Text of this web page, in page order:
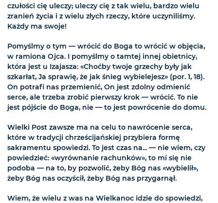
czułości cię uleczy; uleczy cię z tak wielu, bardzo wielu
zranień życia i z wielu złych rzeczy, które uczyniliśmy.
Każdy ma swoje!
Pomyślmy o tym — wrócić do Boga to wrócić w objęcia,
w ramiona Ojca. I pomyślmy o tamtej innej obietnicy,
która jest u Izajasza: «Choćby twoje grzechy były jak
szkarłat, Ja sprawię, że jak śnieg wybielejesz» (por. 1, 18).
On potrafi nas przemienić, On jest zdolny odmienić
serce, ale trzeba zrobić pierwszy krok — wrócić. To nie
jest pójście do Boga, nie — to jest powrócenie do domu.
Wielki Post zawsze ma na celu to nawrócenie serca,
które w tradycji chrześcijańskiej przybiera formę
sakramentu spowiedzi. To jest czas na... — nie wiem, czy
powiedzieć: «wyrównanie rachunków», to mi się nie
podoba — na to, by pozwolić, żeby Bóg nas «wybielił»,
żeby Bóg nas oczyścił, żeby Bóg nas przygarnął.
Wiem, że wielu z was na Wielkanoc idzie do spowiedzi,